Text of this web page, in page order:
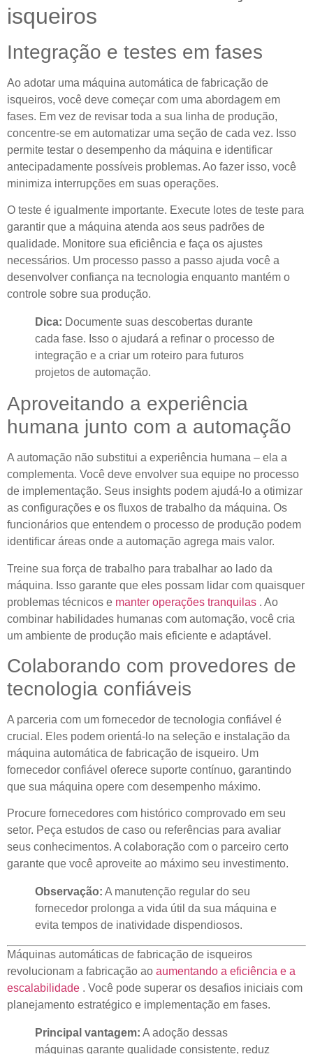
isqueiros
Integração e testes em fases
Ao adotar uma máquina automática de fabricação de
isqueiros, você deve começar com uma abordagem em
fases. Em vez de revisar toda a sua linha de produção,
concentre-se em automatizar uma seção de cada vez. Isso
permite testar o desempenho da máquina e identificar
antecipadamente possíveis problemas. Ao fazer isso, você
minimiza interrupções em suas operações.
O teste é igualmente importante. Execute lotes de teste para
garantir que a máquina atenda aos seus padrões de
qualidade. Monitore sua eficiência e faça os ajustes
necessários. Um processo passo a passo ajuda você a
desenvolver confiança na tecnologia enquanto mantém o
controle sobre sua produção.
Dica: Documente suas descobertas durante
cada fase. Isso o ajudará a refinar o processo de
integração e a criar um roteiro para futuros
projetos de automação.
Aproveitando a experiência
humana junto com a automação
A automação não substitui a experiência humana – ela a
complementa. Você deve envolver sua equipe no processo
de implementação. Seus insights podem ajudá-lo a otimizar
as configurações e os fluxos de trabalho da máquina. Os
funcionários que entendem o processo de produção podem
identificar áreas onde a automação agrega mais valor.
Treine sua força de trabalho para trabalhar ao lado da
máquina. Isso garante que eles possam lidar com quaisquer
problemas técnicos e manter operações tranquilas . Ao
combinar habilidades humanas com automação, você cria
um ambiente de produção mais eficiente e adaptável.
Colaborando com provedores de
tecnologia confiáveis
A parceria com um fornecedor de tecnologia confiável é
crucial. Eles podem orientá-lo na seleção e instalação da
máquina automática de fabricação de isqueiro. Um
fornecedor confiável oferece suporte contínuo, garantindo
que sua máquina opere com desempenho máximo.
Procure fornecedores com histórico comprovado em seu
setor. Peça estudos de caso ou referências para avaliar
seus conhecimentos. A colaboração com o parceiro certo
garante que você aproveite ao máximo seu investimento.
Observação: A manutenção regular do seu
fornecedor prolonga a vida útil da sua máquina e
evita tempos de inatividade dispendiosos.
Máquinas automáticas de fabricação de isqueiros
revolucionam a fabricação ao aumentando a eficiência e a
escalabilidade . Você pode superar os desafios iniciais com
planejamento estratégico e implementação em fases.
Principal vantagem: A adoção dessas
máquinas garante qualidade consistente, reduz